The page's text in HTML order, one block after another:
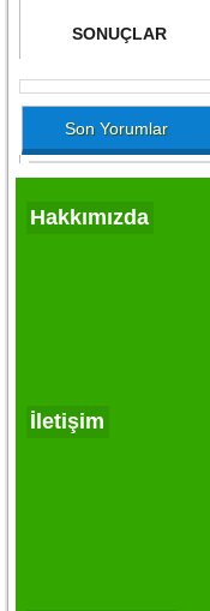
Son Yorumlar
Hakkımızda
İletişim